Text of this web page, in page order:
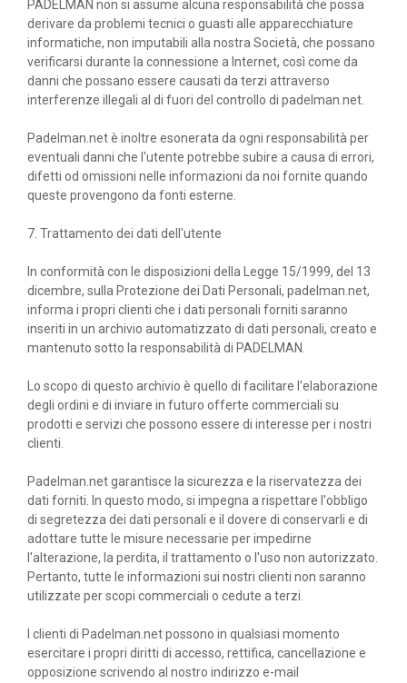
PADELMAN non si assume alcuna responsabilità che possa
derivare da problemi tecnici o guasti alle apparecchiature
informatiche, non imputabili alla nostra Società, che possano
verificarsi durante la connessione a Internet, così come da
danni che possano essere causati da terzi attraverso
interferenze illegali al di fuori del controllo di padelman.net.
Padelman.net è inoltre esonerata da ogni responsabilità per
eventuali danni che l'utente potrebbe subire a causa di errori,
difetti od omissioni nelle informazioni da noi fornite quando
queste provengono da fonti esterne.
7. Trattamento dei dati dell'utente
In conformità con le disposizioni della Legge 15/1999, del 13
dicembre, sulla Protezione dei Dati Personali, padelman.net,
informa i propri clienti che i dati personali forniti saranno
inseriti in un archivio automatizzato di dati personali, creato e
mantenuto sotto la responsabilità di PADELMAN.
Lo scopo di questo archivio è quello di facilitare l'elaborazione
degli ordini e di inviare in futuro offerte commerciali su
prodotti e servizi che possono essere di interesse per i nostri
clienti.
Padelman.net garantisce la sicurezza e la riservatezza dei
dati forniti. In questo modo, si impegna a rispettare l'obbligo
di segretezza dei dati personali e il dovere di conservarli e di
adottare tutte le misure necessarie per impedirne
l'alterazione, la perdita, il trattamento o l'uso non autorizzato.
Pertanto, tutte le informazioni sui nostri clienti non saranno
utilizzate per scopi commerciali o cedute a terzi.
I clienti di Padelman.net possono in qualsiasi momento
esercitare i propri diritti di accesso, rettifica, cancellazione e
opposizione scrivendo al nostro indirizzo e-mail